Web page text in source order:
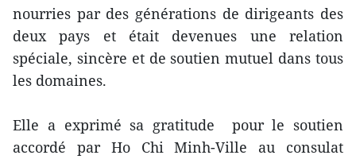
nourries par des générations de dirigeants des
deux pays et était devenues une relation
spéciale, sincère et de soutien mutuel dans tous
les domaines.
Elle a exprimé sa gratitude pour le soutien
accordé par Ho Chi Minh-Ville au consulat